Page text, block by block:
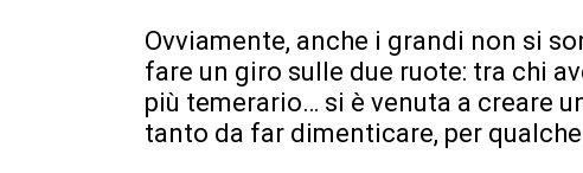
Ovviamente, anche i grandi non si
fare un giro sulle due ruote: tra chi
più temerario… si è venuta a creare
tanto da far dimenticare, per